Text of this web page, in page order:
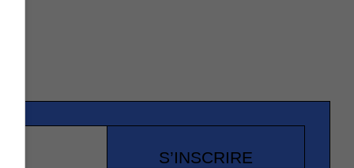
S’INSCRIRE